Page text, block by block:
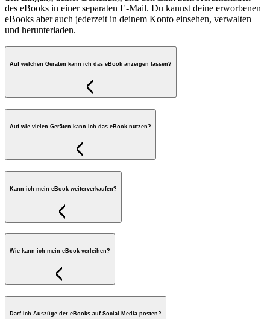
des eBooks in einer separaten E-Mail. Du kannst deine erworbenen
eBooks aber auch jederzeit in deinem Konto einsehen, verwalten
und herunterladen.
Auf welchen Geräten kann ich das eBook anzeigen lassen?
Auf wie vielen Geräten kann ich das eBook nutzen?
Kann ich mein eBook weiterverkaufen?
Wie kann ich mein eBook verleihen?
Darf ich Auszüge der eBooks auf Social Media posten?